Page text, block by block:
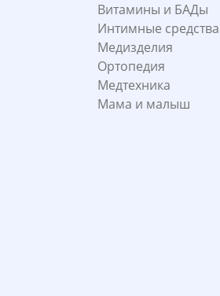
Витамины и БАДы
Интимные средства
Медизделия
Ортопедия
Медтехника
Мама и малыш